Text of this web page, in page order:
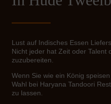
Lust auf Indisches Essen
Nicht jeder hat Zeit oder Talent
zuzubereiten.
Wenn Sie wie ein König
Wahl bei Haryana Tandoori
zu lassen.